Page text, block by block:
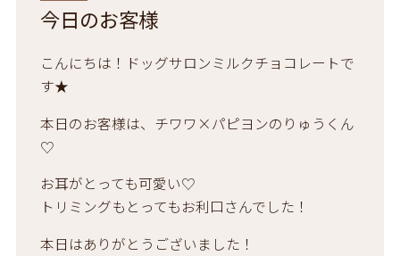
今日のお客様
こんにちは！ドッグサロンミルクチョコレートで
す★
本日のお客様は、チワワ×パピヨンのりゅうくん
♡
お耳がとっても可愛い♡
トリミングもとってもお利口さんでした！
本日はありがとうございました！